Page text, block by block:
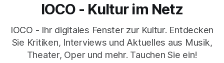
IOCO - Kultur im Netz
IOCO - Ihr digitales Fenster zur Kultur. Entdecken
Sie Kritiken, Interviews und Aktuelles aus Musik,
Theater, Oper und mehr. Tauchen Sie ein!